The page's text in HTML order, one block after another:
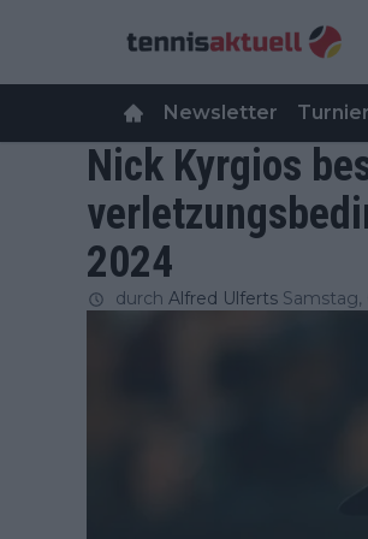
Newsletter
Nick Kyrgios
2024
durch Alfred Ulferts